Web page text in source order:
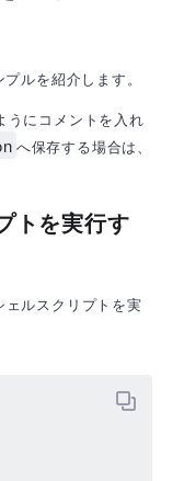
ルを紹介します。
うにコメントを入れ
へ保存する場合は、
トを実行す
ルスクリプトを実